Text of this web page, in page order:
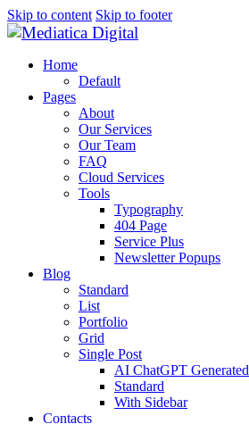
Skip to content Skip to footer
Home
Default
Pages
About
Our Services
Our Team
FAQ
Cloud Services
Tools
Typography
404 Page
Service Plus
Newsletter Popups
Blog
Standard
List
Portfolio
Grid
Single Post
AI ChatGPT Generated
Standard
With Sidebar
Contacts